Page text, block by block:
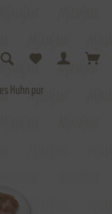
Huhn pur